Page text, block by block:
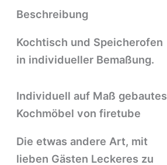
Beschreibung
Kochtisch und Speicherofen
in individueller Bemaßung.
Individuell auf Maß gebautes
Kochmöbel von firetube
Die etwas andere Art, mit
lieben Gästen Leckeres zu